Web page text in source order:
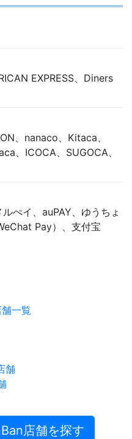
EXPRESS、Diners
、nanaco、Kitaca、
、ICOCA、SUGOCA、
ぺイ、auPAY、ゆうちょ
Pay）、支付宝
一覧
舗
店舗を探す